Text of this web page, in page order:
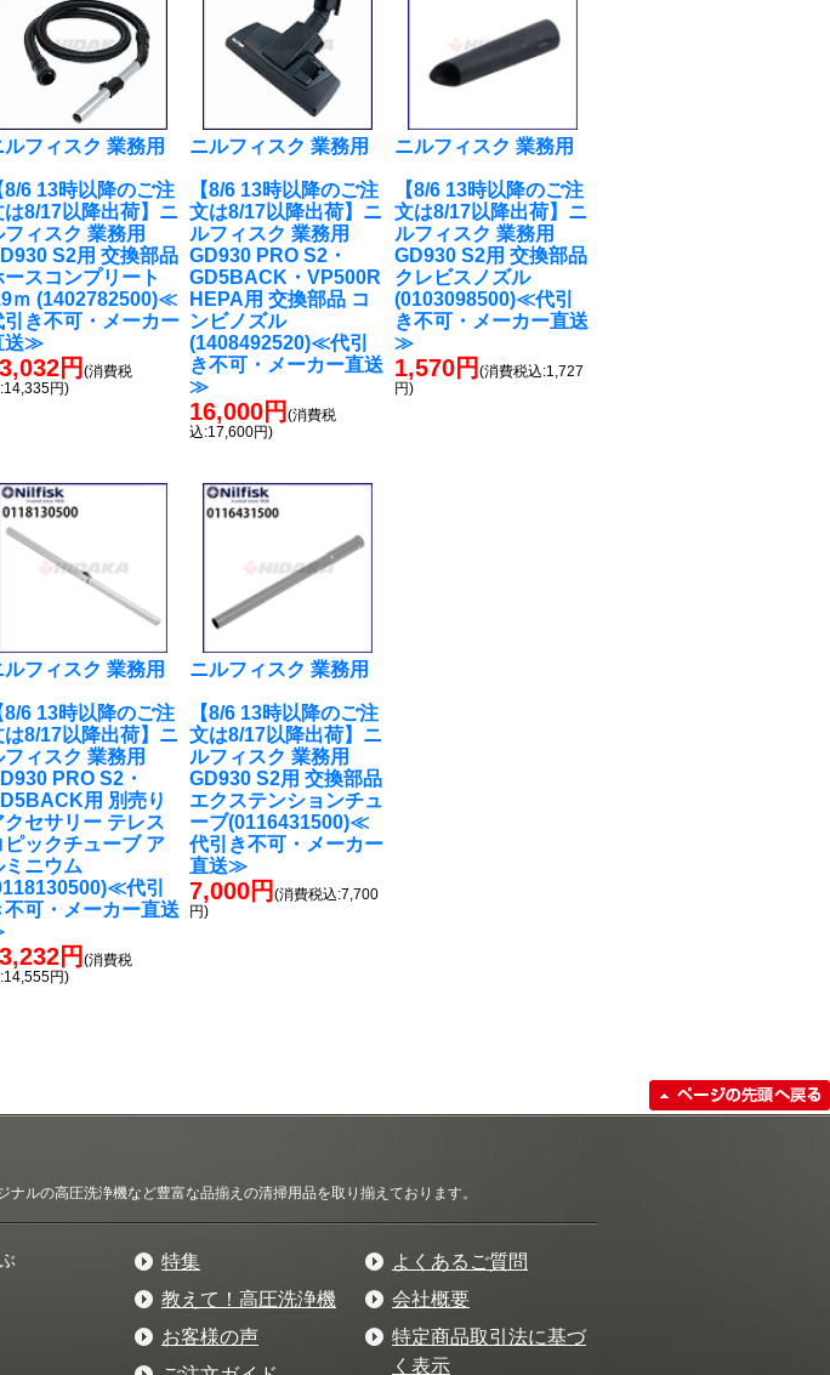
ルフィスク 業務用
8/6 13時以降のご注
は8/17以降出荷】ニ
フィスク 業務用
S2用 交換部品
ースコンプリート
ｍ (1402782500)≪
引き不可・メーカー
送≫
円 (消費税
円)
ニルフィスク 業務用
【8/6 13時以降のご注
文は8/17以降出荷】ニ
ルフィスク 業務用
GD930 PRO S2・
GD5BACK・VP500R
HEPA用 交換部品 コ
ンビノズル
(1408492520)≪代引
き不可・メーカー直送
≫
16,000円(消費税
込:17,600円)
ニルフィスク 業務用
【8/6 13時以降のご注
文は8/17以降出荷】ニ
ルフィスク 業務用
GD930 S2用 交換部品
クレビスノズル
(0103098500)≪代引
き不可・メーカー直送
≫
1,570円(消費税込:1,727
円)
ルフィスク 業務用
8/6 13時以降のご注
は8/17以降出荷】ニ
フィスク 業務用
PRO S2・
用 別売り
クセサリー テレス
ピックチューブ ア
ミニウム
代引
不可・メーカー直送
円 (消費税
円)
ニルフィスク 業務用
【8/6 13時以降のご注
文は8/17以降出荷】ニ
ルフィスク 業務用
GD930 S2用 交換部品
エクステンションチュ
ーブ(0116431500)≪
代引き不可・メーカー
直送≫
7,000円(消費税込:7,700
円)
ルの高圧洗浄機など豊富な品揃えの清掃用品を取り揃えております。
特集
教えて！高圧洗浄機
お客様の声
よくあるご質問
会社概要
特定商品取引法に基づ
く表示